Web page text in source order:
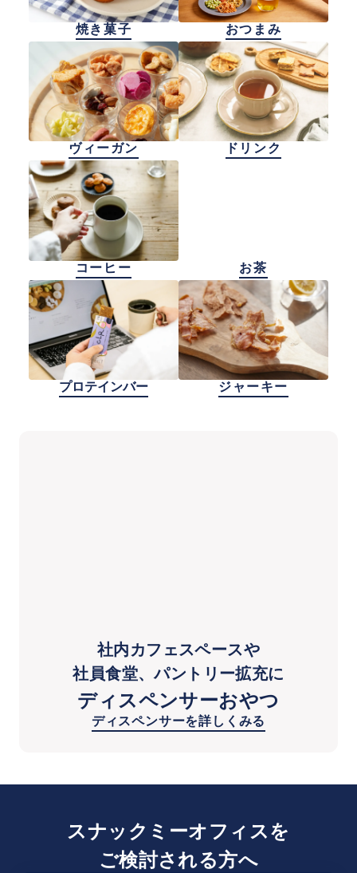
焼き菓子 おつまみ
ヴィーガン ドリンク
コーヒー お茶
プロテインバー ジャーキー
社内カフェスペースや
社員食堂、パントリー拡充に
ディスペンサーおやつ
ディスペンサーを詳しくみる
スナックミーオフィスを
ご検討される方へ